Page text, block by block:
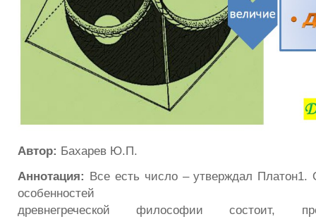
Автор: Бахарев Ю.П.
Аннотация: Все есть число – утверждал Платон1.
особенностей
древнегреческой философии состоит,